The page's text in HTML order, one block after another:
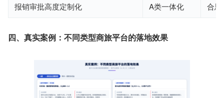
报销审批高度定制化 A类一体化 合思
四、真实案例：不同类型商旅平台的落地效果